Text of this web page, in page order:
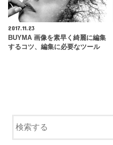
2017.11.23
BUYMA 画像を素早く綺麗に編集
するコツ、編集に必要なツール